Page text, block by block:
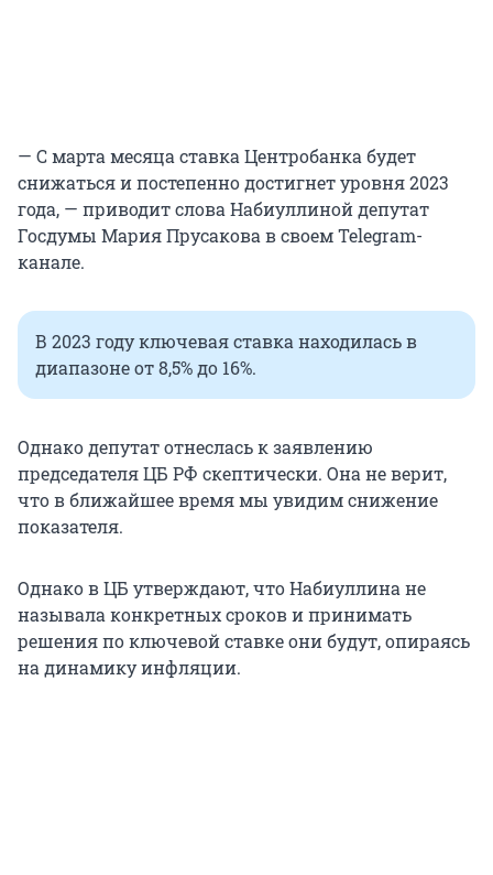
— С марта месяца ставка Центробанка будет
снижаться и постепенно достигнет уровня 2023
года, — приводит слова Набиуллиной депутат
Госдумы Мария Прусакова в своем Telegram-
канале.
В 2023 году ключевая ставка находилась в
диапазоне от 8,5% до 16%.
Однако депутат отнеслась к заявлению
председателя ЦБ РФ скептически. Она не верит,
что в ближайшее время мы увидим снижение
показателя.
Однако в ЦБ утверждают, что Набиуллина не
называла конкретных сроков и принимать
решения по ключевой ставке они будут, опираясь
на динамику инфляции.